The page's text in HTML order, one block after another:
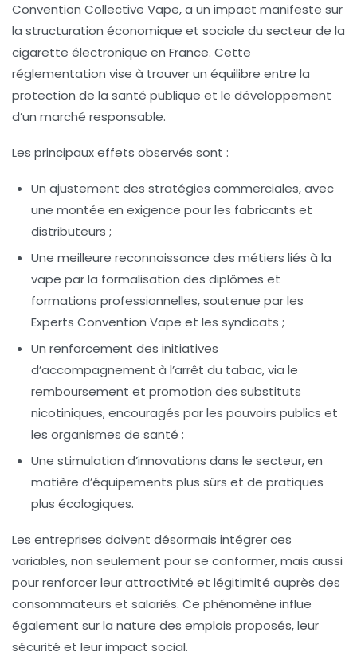
Convention Collective Vape, a un impact manifeste sur
la structuration économique et sociale du secteur de la
cigarette électronique en France. Cette
réglementation vise à trouver un équilibre entre la
protection de la santé publique et le développement
d’un marché responsable.
Les principaux effets observés sont :
Un ajustement des stratégies commerciales, avec
une montée en exigence pour les fabricants et
distributeurs ;
Une meilleure reconnaissance des métiers liés à la
vape par la formalisation des diplômes et
formations professionnelles, soutenue par les
Experts Convention Vape et les syndicats ;
Un renforcement des initiatives
d’accompagnement à l’arrêt du tabac, via le
remboursement et promotion des substituts
nicotiniques, encouragés par les pouvoirs publics et
les organismes de santé ;
Une stimulation d’innovations dans le secteur, en
matière d’équipements plus sûrs et de pratiques
plus écologiques.
Les entreprises doivent désormais intégrer ces
variables, non seulement pour se conformer, mais aussi
pour renforcer leur attractivité et légitimité auprès des
consommateurs et salariés. Ce phénomène influe
également sur la nature des emplois proposés, leur
sécurité et leur impact social.